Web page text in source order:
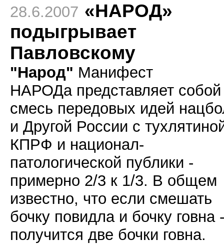
28.6.2007 «НАРОД»
подыгрывает
Павловскому
"Народ" Манифест
НАРОДапредставляет собой
смесь передовых идей
и Другой России с
КПРФ и национал-
патологической публики -
примерно 2/3 к 1/3. В общем
известно, что если смешать
бочку повидла и бочку говна
получится две бочки говна.